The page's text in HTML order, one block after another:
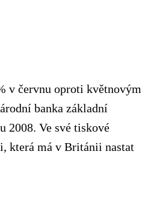
v červnu oproti květnovým
banka základní
2008. Ve své tiskové
která má v Británii nastat